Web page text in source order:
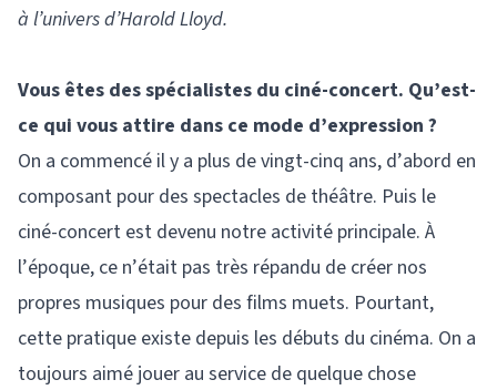
à l’univers d’Harold Lloyd.
Vous êtes des spécialistes du ciné-concert. Qu’est-
ce qui vous attire dans ce mode d’expression ?
On a commencé il y a plus de vingt-cinq ans, d’abord en
composant pour des spectacles de théâtre. Puis le
ciné-concert est devenu notre activité principale. À
l’époque, ce n’était pas très répandu de créer nos
propres musiques pour des films muets. Pourtant,
cette pratique existe depuis les débuts du cinéma. On a
toujours aimé jouer au service de quelque chose